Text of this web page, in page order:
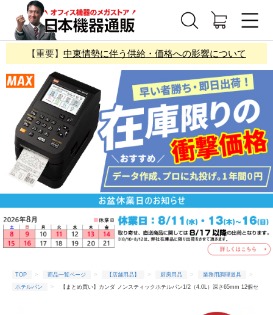
【重要】 中東情勢に伴う供給・価格への影響について
TOP 商品一覧ページ 【店舗用品】 厨房用品
業務用調理道具
ホテルパン
【まとめ買い】カンダ ノンスティックホテルパン1/2（4.0L）深さ65mm 12個セ